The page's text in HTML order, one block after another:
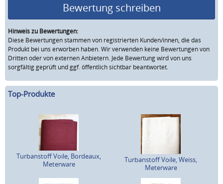
Bewertung schreiben
Hinweis zu Bewertungen:
Diese Bewertungen stammen von registrierten Kunden/innen, die das
Produkt bei uns erworben haben. Wir verwenden keine Bewertungen von
Dritten oder von externen Anbietern. Jede Bewertung wird von uns
sorgfältig geprüft und ggf. öffentlich sichtbar beantwortet.
Top-Produkte
Turbanstoff Voile, Bordeaux,
Meterware
Turbanstoff Voile, Weiss,
Meterware